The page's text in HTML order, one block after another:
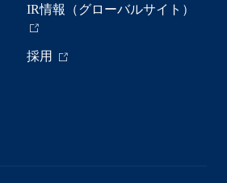
IR情報（グローバルサイト）
採用